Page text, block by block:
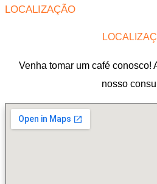
LOCALIZAÇÃO
Venha tomar um café conosco!
nosso